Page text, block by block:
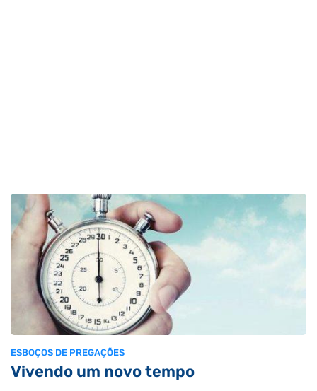
ESBOÇOS DE PREGAÇÕES
Vivendo um novo tempo